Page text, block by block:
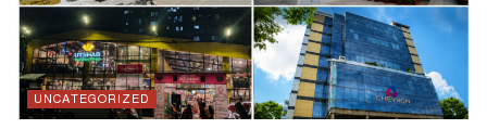
UNCATEGORIZED